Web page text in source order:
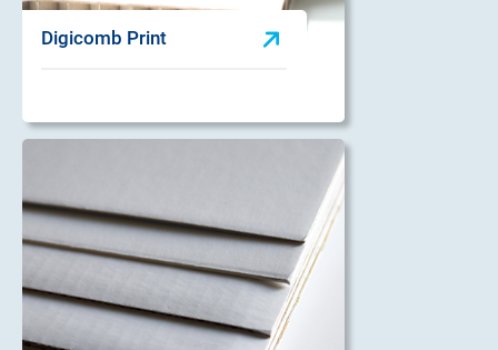
Digicomb Print